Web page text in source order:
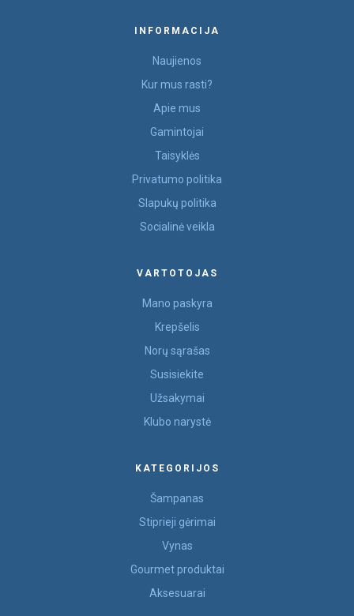
INFORMACIJA
Naujienos
Kur mus rasti?
Apie mus
Gamintojai
Taisyklės
Privatumo politika
Slapukų politika
Socialinė veikla
VARTOTOJAS
Mano paskyra
Krepšelis
Norų sąrašas
Susisiekite
Užsakymai
Klubo narystė
KATEGORIJOS
Šampanas
Stiprieji gėrimai
Vynas
Gourmet produktai
Aksesuarai